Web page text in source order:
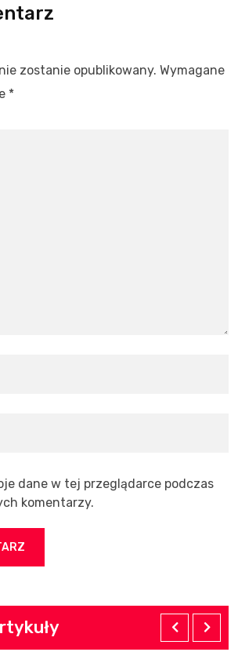
zostanie opublikowany. Wymagane
*
dane w tej przeglądarce podczas
komentarzy.